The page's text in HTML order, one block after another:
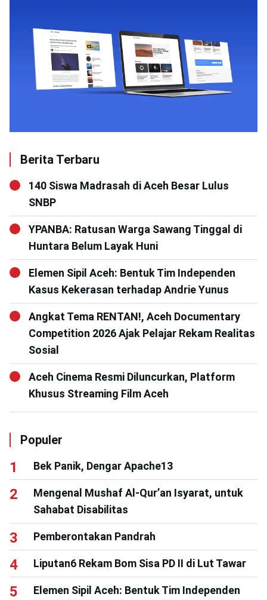
Berita Terbaru
140 Siswa Madrasah di Aceh Besar Lulus
SNBP
YPANBA: Ratusan Warga Sawang Tinggal di
Huntara Belum Layak Huni
Elemen Sipil Aceh: Bentuk Tim Independen
Kasus Kekerasan terhadap Andrie Yunus
Angkat Tema RENTAN!, Aceh Documentary
Competition 2026 Ajak Pelajar Rekam Realitas
Sosial
Aceh Cinema Resmi Diluncurkan, Platform
Khusus Streaming Film Aceh
Populer
Bek Panik, Dengar Apache13
Mengenal Mushaf Al-Qur’an Isyarat, untuk
Sahabat Disabilitas
Pemberontakan Pandrah
Liputan6 Rekam Bom Sisa PD II di Lut Tawar
Elemen Sipil Aceh: Bentuk Tim Independen